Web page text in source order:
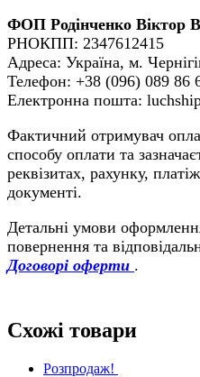
ФОП Родінченко Віктор
РНОКПП: 2347612415
Адреса: Україна, м.
Телефон: +38 (096) 089 86
Електронна пошта:
Фактичний отримувач
способу оплати та
реквізитах, рахунку,
документі.
Детальні умови
повернення та
Договорі оферти .
Схожі товари
Розпродаж!